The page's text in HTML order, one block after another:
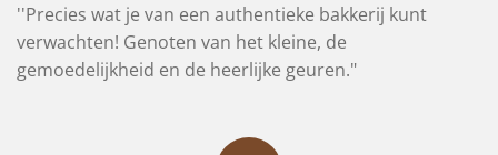
''Precies wat je van een authentieke bakkerij kunt
verwachten! Genoten van het kleine, de
gemoedelijkheid en de heerlijke geuren."